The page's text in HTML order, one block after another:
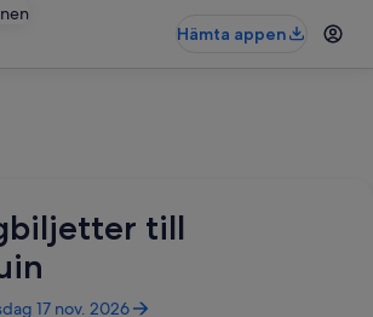
Hämta appen
till
17 nov. 2026